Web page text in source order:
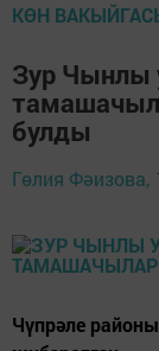
КӨН
Зур Чынлы
булды
Гөлия Фәизова,
Чүпрәле